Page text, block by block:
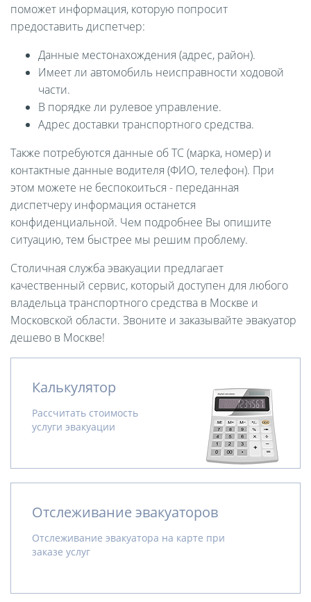
поможет информация, которую попросит
предоставить диспетчер:
Данные местонахождения (адрес, район).
Имеет ли автомобиль неисправности ходовой
части.
В порядке ли рулевое управление.
Адрес доставки транспортного средства.
Также потребуются данные об ТС (марка, номер) и
контактные данные водителя (ФИО, телефон). При
этом можете не беспокоиться - переданная
диспетчеру информация останется
конфиденциальной. Чем подробнее Вы опишите
ситуацию, тем быстрее мы решим проблему.
Столичная служба эвакуации предлагает
качественный сервис, который доступен для любого
владельца транспортного средства в Москве и
Московской области. Звоните и заказывайте эвакуатор
дешево в Москве!
Калькулятор
Рассчитать стоимость
услуги эвакуации
Отслеживание эвакуаторов
Отслеживание эвакуатора на карте при
заказе услуг